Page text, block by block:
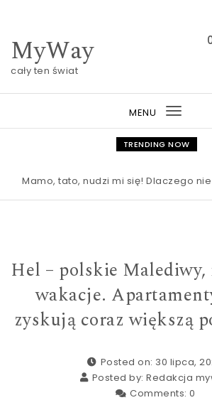
MyWay
cały ten świat
MENU
Toggle
TRENDING NOW
tato, nudzi mi się! Dlaczego nie
Hel – polskie
wakacje.
zyskują coraz większą
Posted on: 30 lipca,
Posted by: Redakcja
Comments: 0